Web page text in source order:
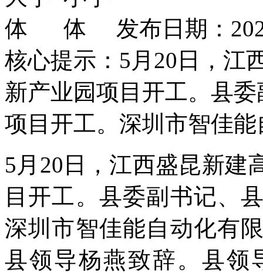
发布日期：
核心提示：5月20日，江
新产业园项目开工。县
项目开工。深圳市智佳
5月20日，江西盛昆新建
目开工。县委副书记、
深圳市智佳能自动化有
县领导杨燕致辞。县领